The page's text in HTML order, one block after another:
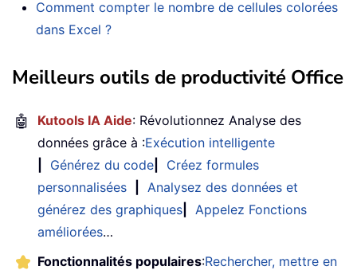
Comment compter le nombre de cellules colorées
dans Excel ?
Meilleurs outils de productivité Office
🤖 Kutools IA Aide: Révolutionnez Analyse des
données grâce à :Exécution intelligente
Générez du code
Créez formules
personnalisées
Analysez des données et
générez des graphiques
Appelez Fonctions
améliorées…
Fonctionnalités populaires:Rechercher, mettre en